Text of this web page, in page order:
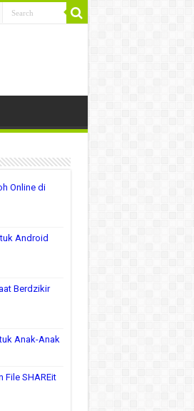
Online di
Android
Berdzikir
Anak-Anak
File SHAREit